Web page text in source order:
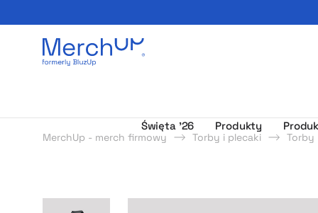
Odzież reklamowa z nadrukiem i gadżety firmowe z
Święta ’26 Produkty
MerchUp - merch firmowy Torby i plecaki Torby